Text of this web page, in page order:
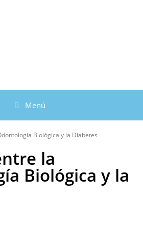
Menú
Biológica y la Diabetes
la
Biológica y la